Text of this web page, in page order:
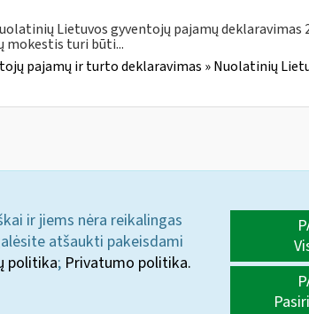
Lietuvos gyventojų pajamų deklaravimas
mokestis turi būti...
pajamų ir turto deklaravimas » Nuolatinių
ir jiems nėra reikalingas
atšaukti pakeisdami
politika; Privatumo politika.